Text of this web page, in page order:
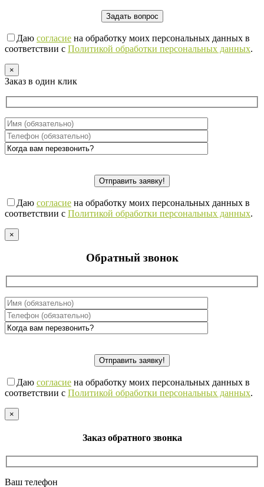
Даю согласие на обработку моих персональных данных в
соответствии с Политикой обработки персональных данных.
×
Заказ в один клик
Даю согласие на обработку моих персональных данных в
соответствии с Политикой обработки персональных данных.
×
Обратный звонок
Даю согласие на обработку моих персональных данных в
соответствии с Политикой обработки персональных данных.
×
Заказ обратного звонка
Ваш телефон